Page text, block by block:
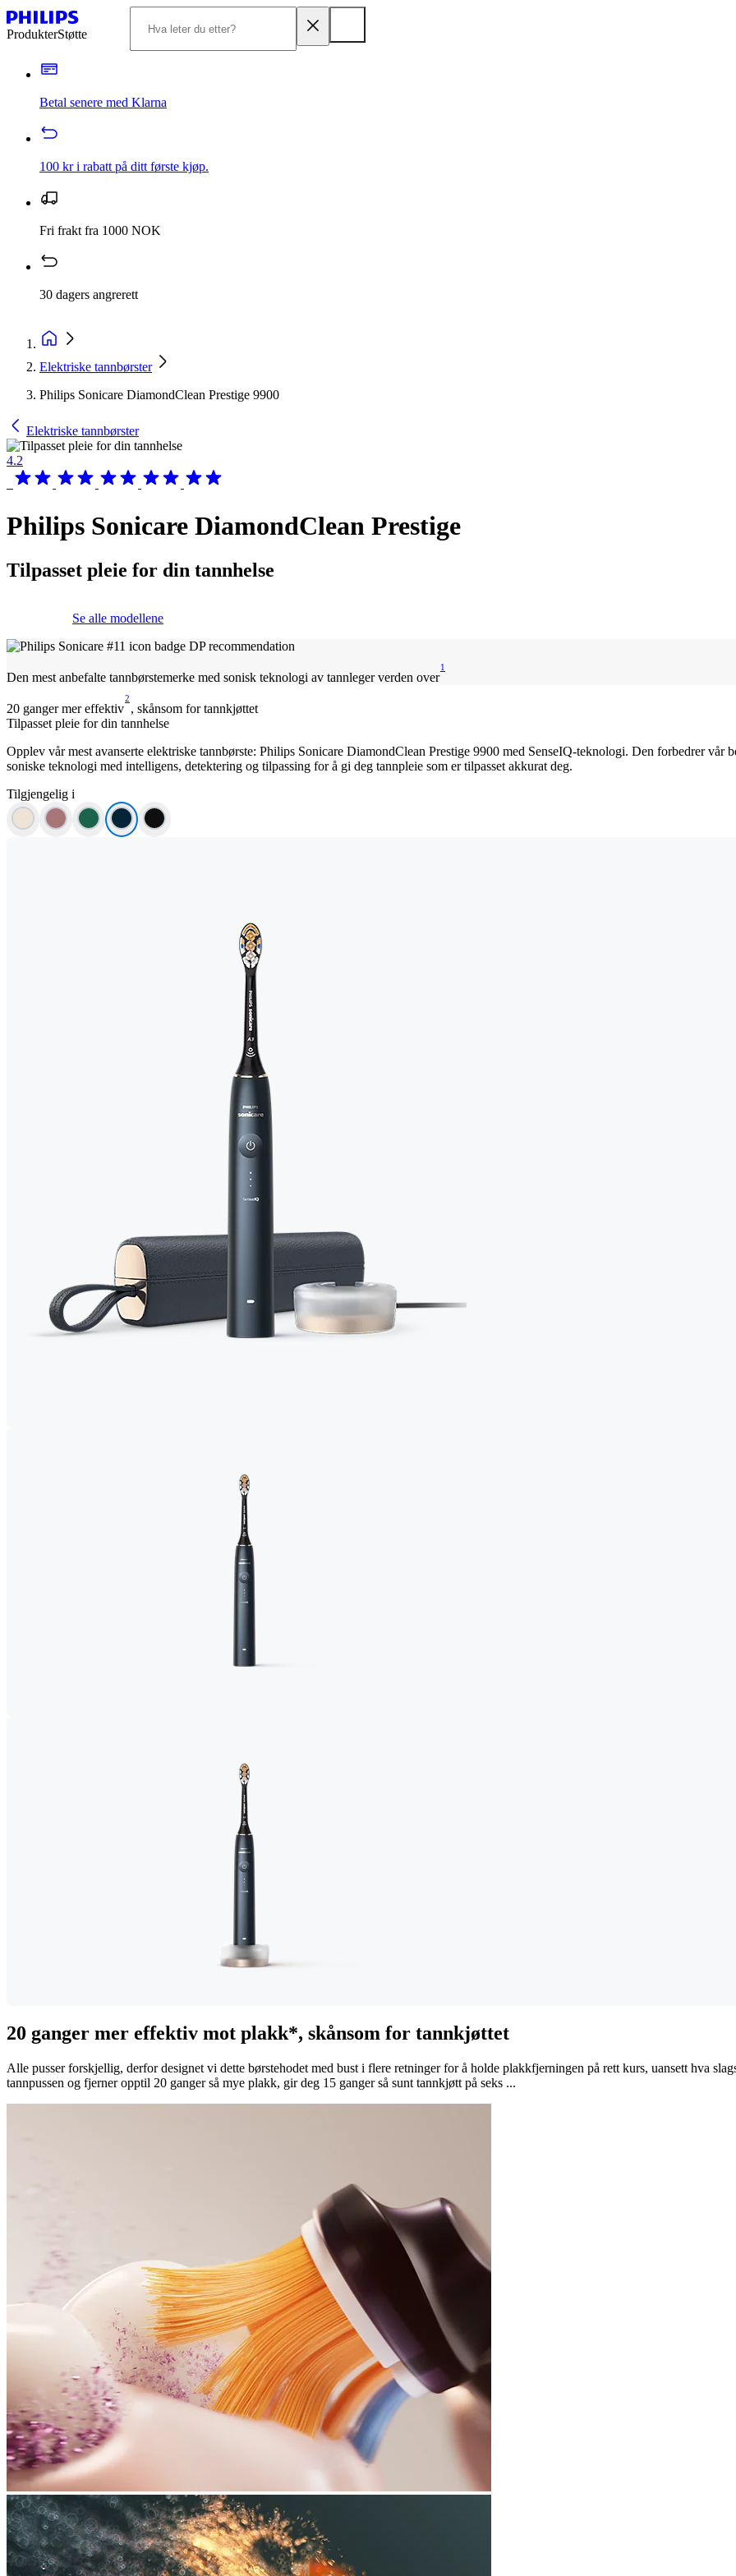
ProdukterStøtte
Betal senere med Klarna
100 kr i rabatt på ditt første kjøp.
Fri frakt fra 1000 NOK
30 dagers angrerett
Elektriske tannbørster
Philips Sonicare DiamondClean Prestige 9900
Elektriske tannbørster
4.2
Philips Sonicare DiamondClean Prestige
Tilpasset pleie for din tannhelse
Se alle modellene
Den mest anbefalte tannbørstemerke med sonisk teknologi av tannleger verden over
1
20 ganger mer effektiv
2
, skånsom for tannkjøttet
Tilpasset pleie for din tannhelse
Opplev vår mest avanserte elektriske tannbørste: Philips Sonicare DiamondClean Prestige 9900 med SenseIQ-teknologi. Den forbedrer vår
soniske teknologi med intelligens, detektering og tilpassing for å gi deg tannpleie som er tilpasset akkurat deg.
Tilgjengelig i
20 ganger mer effektiv mot plakk*, skånsom for tannkjøttet
Alle pusser forskjellig, derfor designet vi dette børstehodet med bust i flere retninger for å holde plakkfjerningen på rett kurs, uansett hva
tannpussen og fjerner opptil 20 ganger så mye plakk, gir deg 15 ganger så sunt tannkjøtt på seks ...